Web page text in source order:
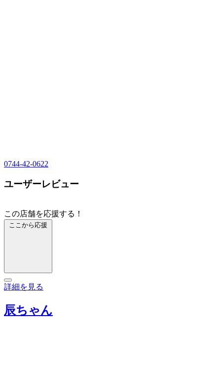
0744-42-0622
ユーザーレビュー
この店舗を応援する！
ここから応援
詳細を見る
辰ちゃん